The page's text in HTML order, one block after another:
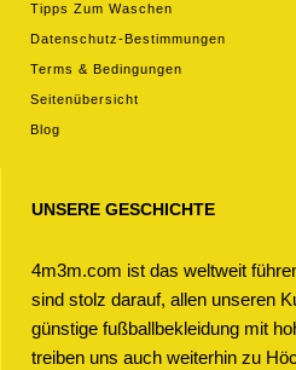
Tipps Zum Waschen
Datenschutz-Bestimmungen
Terms & Bedingungen
Seitenübersicht
Blog
UNSERE GESCHICHTE
4m3m.com ist das weltweit
sind stolz darauf, allen unseren
günstige fußballbekleidung mit
treiben uns auch weiterhin zu